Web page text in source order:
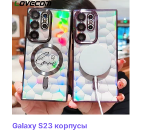
Galaxy S23 корпусы